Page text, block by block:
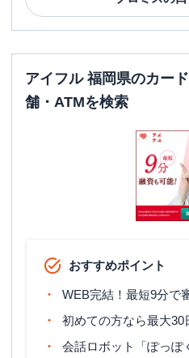
アイフル 福岡県のカー
舗・ATMを検索
おすすめポイント
WEB完結！最短9分で
初めての方なら最大30
会話ロボット「ぽっぽ